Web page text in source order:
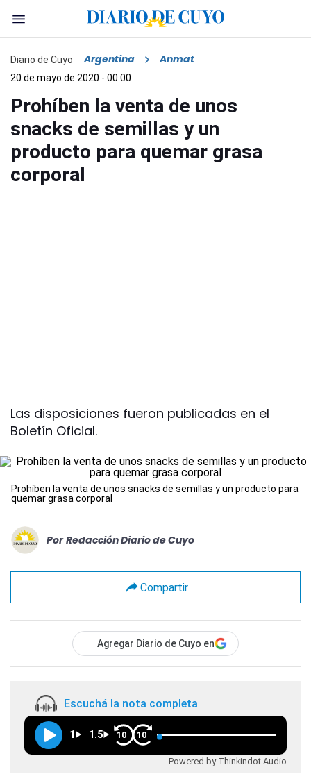
Diario de Cuyo Argentina Anmat
20 de mayo de 2020 - 00:00
Prohíben la venta de unos
snacks de semillas y un
producto para quemar grasa
corporal
Las disposiciones fueron publicadas en el
Boletín Oficial.
Prohíben la venta de unos snacks de semillas y un producto para
quemar grasa corporal
Por Redacción Diario de Cuyo
Compartir
Agregar Diario de Cuyo en
Escuchá la nota completa
1 1.5 10 10
Powered by Thinkindot Audio